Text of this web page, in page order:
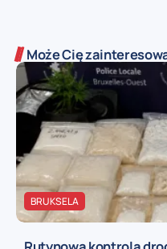
Może Cię
BRUKSELA